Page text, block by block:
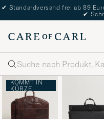
✔ Standardversand frei ab 89
✔
Suche
KOMMT IN
KÜRZE